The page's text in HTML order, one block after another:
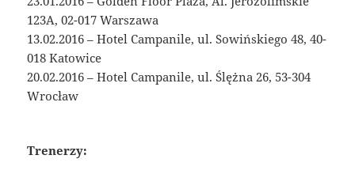
123A, 02-017 Warszawa
13.02.2016 – Hotel Campanile, ul. Sowińskiego 48, 40-
018 Katowice
20.02.2016 – Hotel Campanile, ul. Ślężna 26, 53-304
Wrocław
Trenerzy: